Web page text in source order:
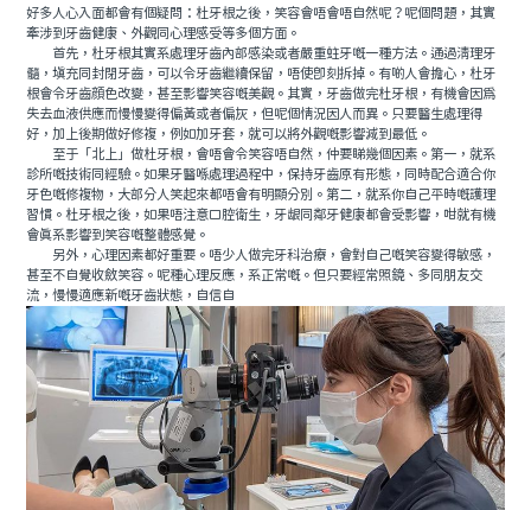
好多人心入面都會有個疑問：杜牙根之後，笑容會唔會唔自然呢？呢個問題，其實
牽涉到牙齒健康、外觀同心理感受等多個方面。
首先，杜牙根其實系處理牙齒內部感染或者嚴重蛀牙嘅一種方法。通過清理牙
髓，填充同封閉牙齒，可以令牙齒繼續保留，唔使即刻拆掉。有啲人會擔心，杜牙
根會令牙齒顔色改變，甚至影響笑容嘅美觀。其實，牙齒做完杜牙根，有機會因爲
失去血液供應而慢慢變得偏黃或者偏灰，但呢個情況因人而異。只要醫生處理得
好，加上後期做好修複，例如加牙套，就可以將外觀嘅影響減到最低。
至于「北上」做杜牙根，會唔會令笑容唔自然，仲要睇幾個因素。第一，就系
診所嘅技術同經驗。如果牙醫喺處理過程中，保持牙齒原有形態，同時配合適合你
牙色嘅修複物，大部分人笑起來都唔會有明顯分別。第二，就系你自己平時嘅護理
習慣。杜牙根之後，如果唔注意口腔衛生，牙龈同鄰牙健康都會受影響，咁就有機
會真系影響到笑容嘅整體感覺。
另外，心理因素都好重要。唔少人做完牙科治療，會對自己嘅笑容變得敏感，
甚至不自覺收斂笑容。呢種心理反應，系正常嘅。但只要經常照鏡、多同朋友交
流，慢慢適應新嘅牙齒狀態，自信自